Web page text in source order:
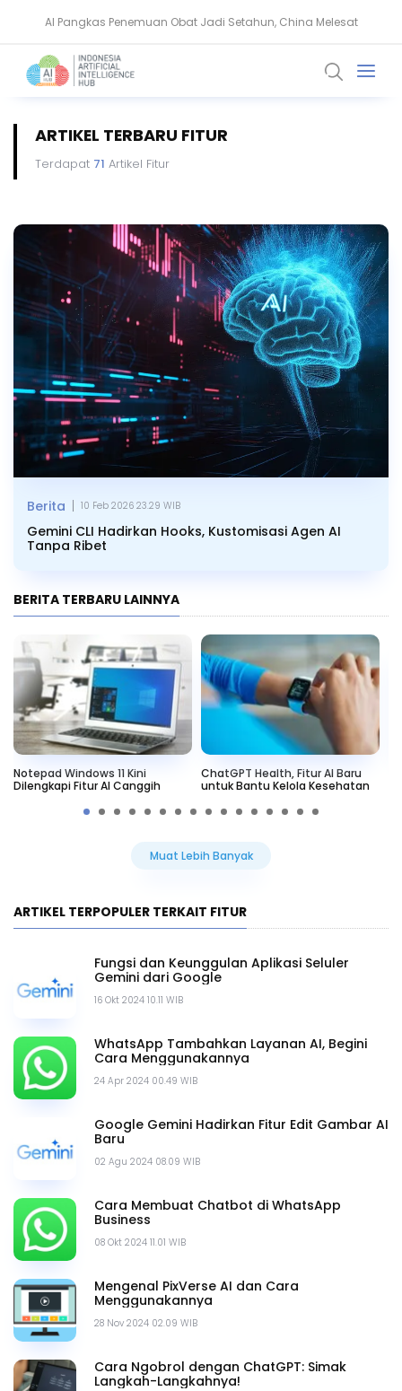
NVIDIA Bentuk Aliansi AI Open Source untuk Perkuat Keamanan Siber
ARTIKEL TERBARU FITUR
Terdapat 71 Artikel Fitur
Gemini CLI Hadirkan Hooks, Kustomisasi Agen AI
Tanpa Ribet
Berita | 10 Feb 2026 23.29 WIB
BERITA TERBARU LAINNYA
Notepad Windows 11 Kini
Dilengkapi Fitur AI Canggih
ChatGPT Health, Fitur AI Baru
untuk Bantu Kelola Kesehatan
Muat Lebih Banyak
ARTIKEL TERPOPULER TERKAIT FITUR
16 Okt 2024 10.11 WIB
Fungsi dan Keunggulan Aplikasi Seluler
Gemini dari Google
24 Apr 2024 00.49 WIB
WhatsApp Tambahkan Layanan AI, Begini
Cara Menggunakannya
02 Agu 2024 08.09 WIB
Google Gemini Hadirkan Fitur Edit Gambar AI
Baru
08 Okt 2024 11.01 WIB
Cara Membuat Chatbot di WhatsApp
Business
28 Nov 2024 02.09 WIB
Mengenal PixVerse AI dan Cara
Menggunakannya
Cara Ngobrol dengan ChatGPT: Simak
Langkah-Langkahnya!